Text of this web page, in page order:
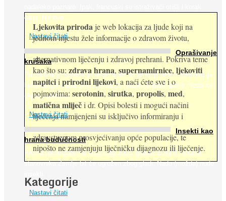
dalje. Njihovo ...
Nastavi čitati
Oprašivanje
krušaka
Pri podizanju nasada kruške zanemaruje se problem oprašivanja
kukcima jer vlada uvjerenje da će krušku oprašiti pčele medarice
(Apis mellifera). ...
Nastavi čitati
Insekti kao
hrana budućnosti
Prema predviđanjima FAO-a do 2050. godine život 9 milijardi
stanovnika Zemlje bit će ugrožen zbog gladi. Nadu (možda) nude
Nastavi čitati
Ljekovita priroda je web lokacija za ljude koji na
jednom mjestu žele informacije o zdravom životu,
alternativnom liječenju i zdravoj prehrani. Pokriva teme
kao što su: zdrava hrana, supernamirnice, ljekoviti
napitciiprirodni lijekovi, a naći ćete sve i o
pojmovima: serotonin, sirutka, propolis, med,
matična mliječi dr. Opisi bolesti i mogući načini
liječenja namijenjeni su isključivo informiranju i
zdravstvenom prosvjećivanju opće populacije, te
nipošto ne zamjenjuju liječničku dijagnozu ili liječenje.
Kategorije